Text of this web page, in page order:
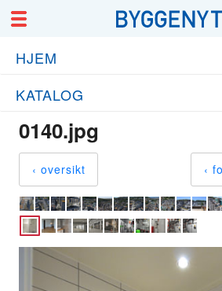
HJEM
KATALOG
0140.jpg
‹ oversikt ‹